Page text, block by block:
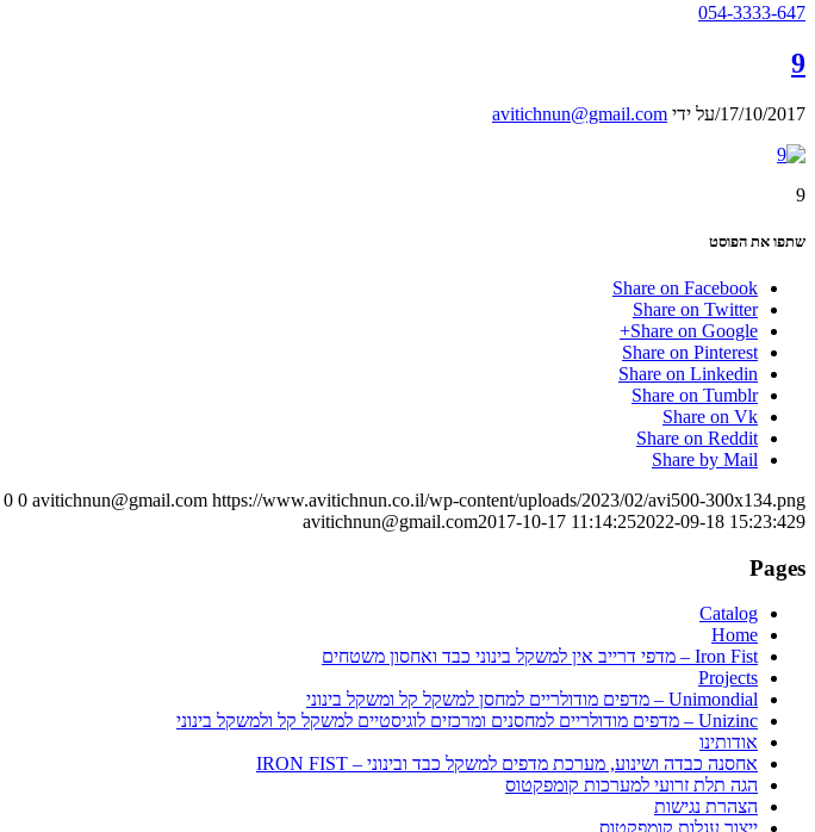
054-3333-647
9
17/10/2017
/על ידי avitichnun@gmail.com
9
שתפו את הפוסט
Share on Facebook
Share on Twitter
Share on Google+
Share on Pinterest
Share on Linkedin
Share on Tumblr
Share on Vk
Share on Reddit
Share by Mail
0 0 avitichnun@gmail.com https://www.avitichnun.co.il/wp-content/uploads/2023/02/avi500-300x134.png
avitichnun@gmail.com2017-10-17 11:14:252022-09-18 15:23:429
Pages
Catalog
Home
Iron Fist – מדפי דרייב אין למשקל בינוני כבד ואחסון משטחים
Projects
Unimondial – מדפים מודולריים למחסן למשקל קל ומשקל בינוני
Unizinc – מדפים מודולריים למחסנים ומרכזים לוגיסטיים למשקל קל ולמשקל בינוני
אודותינו
אחסנה כבדה ושינוע, מערכת מדפים למשקל כבד ובינוני – IRON FIST
הגה תלת זרועי למערכות קומפקטוס
הצהרת נגישות